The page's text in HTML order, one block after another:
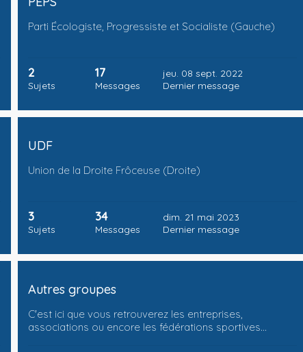
Parti Écologiste, Progressiste et Socialiste (Gauche)
2
Sujets
17
Messages
jeu. 08 sept. 2022
Dernier message
UDF
Union de la Droite Frôceuse (Droite)
3
Sujets
34
Messages
dim. 21 mai 2023
Dernier message
Autres groupes
C'est ici que vous retrouverez les entreprises,
associations ou encore les fédérations sportives…